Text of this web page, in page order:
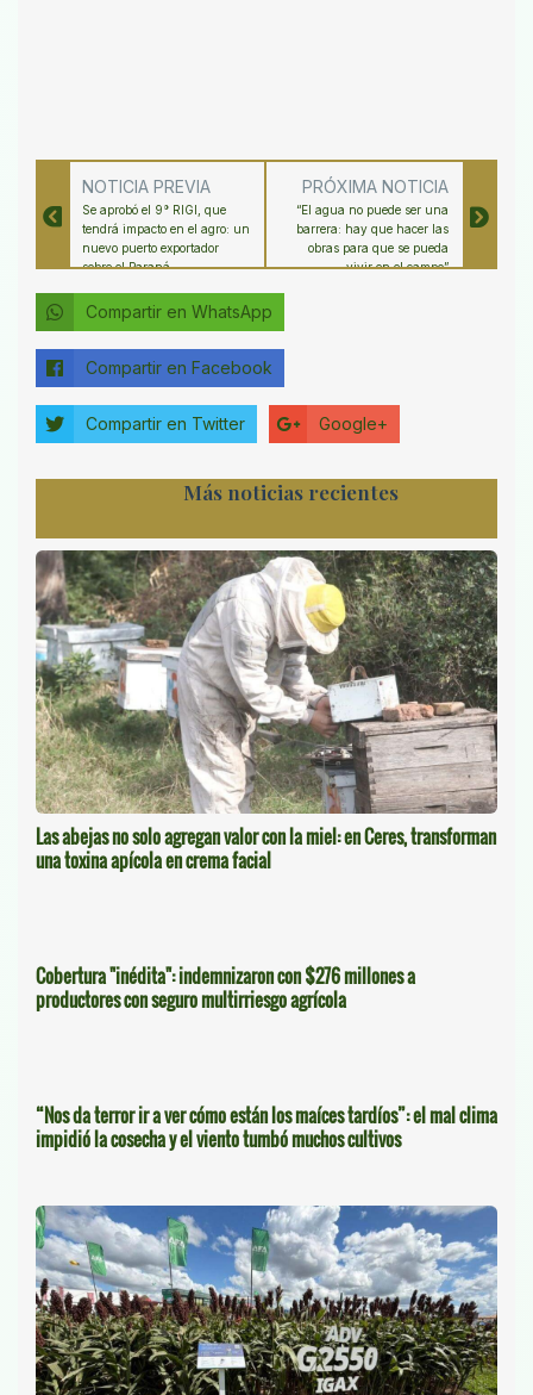
NOTICIA PREVIA
Se aprobó el 9° RIGI, que
tendrá impacto en el agro: un
nuevo puerto exportador
sobre el Paraná
PRÓXIMA NOTICIA
“El agua no puede ser una
barrera: hay que hacer las
obras para que se pueda
vivir en el campo”
Compartir en WhatsApp
Compartir en Facebook
Compartir en Twitter Google+
Más noticias recientes
Las abejas no solo agregan valor con la miel: en Ceres, transforman
una toxina apícola en crema facial
Cobertura "inédita": indemnizaron con $276 millones a
productores con seguro multirriesgo agrícola
“Nos da terror ir a ver cómo están los maíces tardíos”: el mal clima
impidió la cosecha y el viento tumbó muchos cultivos